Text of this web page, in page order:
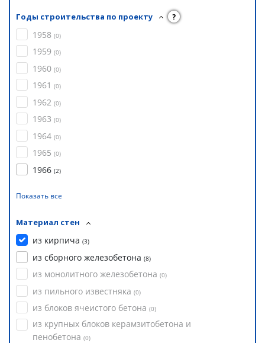
Годы строительства по проекту ?
1958 (0)
1959 (0)
1960 (0)
1961 (0)
1962 (0)
1963 (0)
1964 (0)
1965 (0)
1966 (2)
Показать все
Материал стен
из кирпича (3)
из сборного железобетона (8)
из монолитного железобетона (0)
из пильного известняка (0)
из блоков ячеистого бетона (0)
из крупных блоков керамзитобетона и
пенобетона (0)